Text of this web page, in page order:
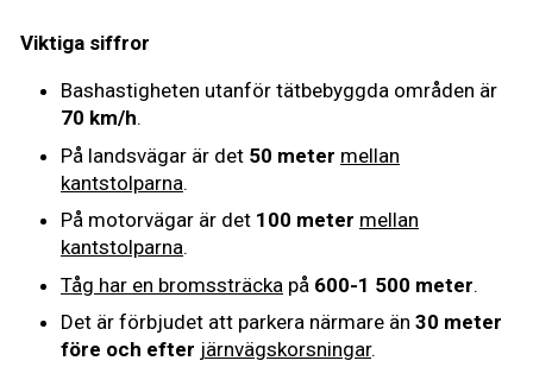
Viktiga siffror
Bashastigheten utanför tätbebyggda områden är
70 km/h.
På landsvägar är det 50 meter mellan
kantstolparna.
På motorvägar är det 100 meter mellan
kantstolparna.
Tåg har en bromssträcka på 600-1 500 meter.
Det är förbjudet att parkera närmare än 30 meter
före och efter järnvägskorsningar.